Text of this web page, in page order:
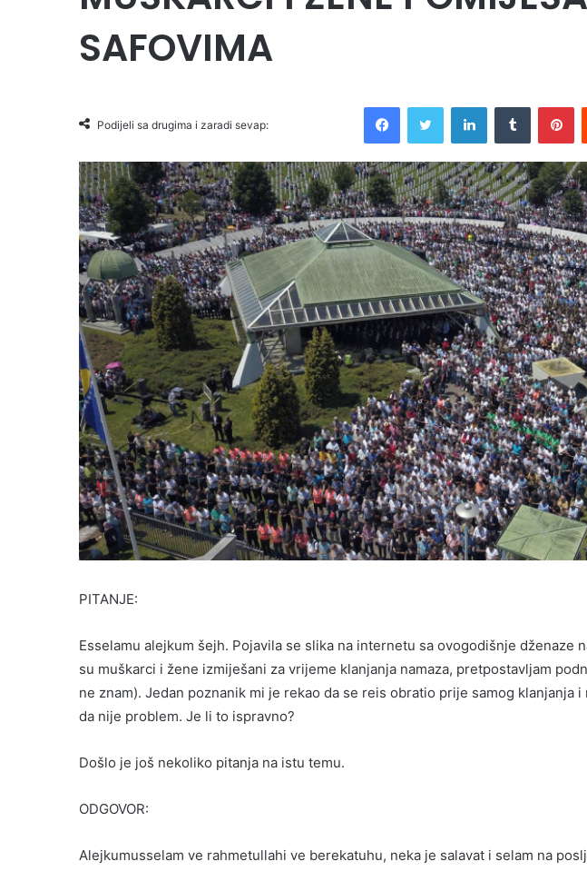
SAFOVIMA
Podijeli sa drugima i zaradi sevap:
PITANJE:
Esselamu alejkum šejh. Pojavila se slika na internetu sa ovogodišnje dženaze
su muškarci i žene izmiješani za vrijeme klanjanja namaza, pretpostavljam
ne znam). Jedan poznanik mi je rekao da se reis obratio prije samog klanjanja
da nije problem. Je li to ispravno?
Došlo je još nekoliko pitanja na istu temu.
ODGOVOR:
Alejkumusselam ve rahmetullahi ve berekatuhu, neka je salavat i selam na